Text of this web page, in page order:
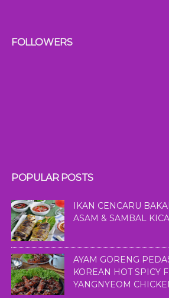
FOLLOWERS
POPULAR POSTS
IKAN CENCARU
ASAM & SAMBAL
AYAM GORENG
KOREAN HOT SPICY
YANGNYEOM